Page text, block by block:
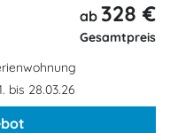
ab 328 €
Gesamtpreis
bis 28.03.26